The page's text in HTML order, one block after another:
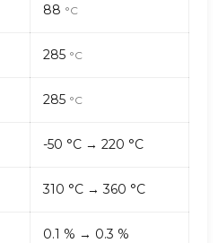
88 °C
285 °C
285 °C
-50 °C → 220 °C
310 °C → 360 °C
0.1 % → 0.3 %